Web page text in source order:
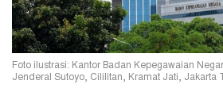
Foto ilustrasi: Kantor Badan Kepegawaian
Jenderal Sutoyo, Cililitan, Kramat Jati, Jakarta